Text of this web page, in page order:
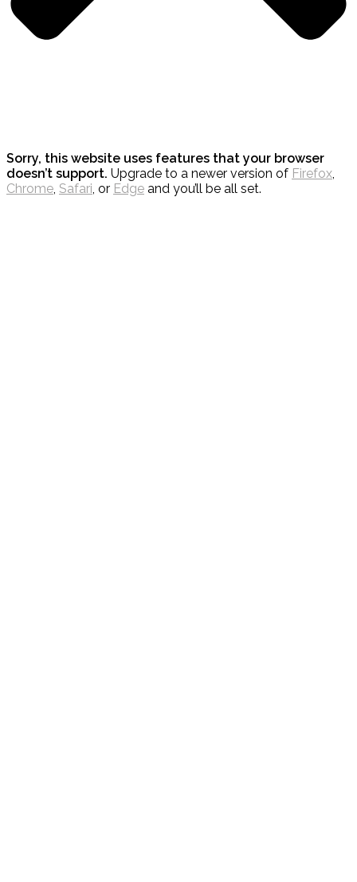
Sorry, this website uses features that your browser
doesn’t support. Upgrade to a newer version of Firefox,
Chrome, Safari, or Edge and you’ll be all set.